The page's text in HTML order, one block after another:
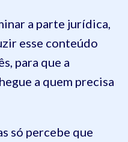
a parte jurídica,
esse conteúdo
para que a
a quem precisa
só percebe que